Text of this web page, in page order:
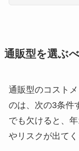
通販型を選ぶ
通販型のコスト
のは、次の3条件
でも欠けると、
やリスクが出てく